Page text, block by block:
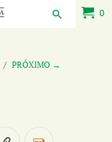
0
/ PRÓXIMO →